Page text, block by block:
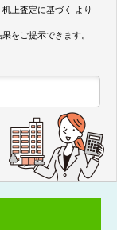
上査定に基づく
より
をご提示できます。